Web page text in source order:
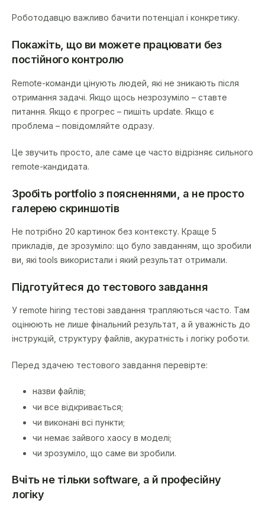
Роботодавцю важливо бачити потенціал і конкретику.
Покажіть, що ви можете працювати без
постійного контролю
Remote-команди цінують людей, які не зникають після
отримання задачі. Якщо щось незрозуміло – ставте
питання. Якщо є прогрес – пишіть update. Якщо є
проблема – повідомляйте одразу.
Це звучить просто, але саме це часто відрізняє сильного
remote-кандидата.
Зробіть portfolio з поясненнями, а не просто
галерею скриншотів
Не потрібно 20 картинок без контексту. Краще 5
прикладів, де зрозуміло: що було завданням, що зробили
ви, які tools використали і який результат отримали.
Підготуйтеся до тестового завдання
У remote hiring тестові завдання трапляються часто. Там
оцінюють не лише фінальний результат, а й уважність до
інструкцій, структуру файлів, акуратність і логіку роботи.
Перед здачею тестового завдання перевірте:
назви файлів;
чи все відкривається;
чи виконані всі пункти;
чи немає зайвого хаосу в моделі;
чи зрозуміло, що саме ви зробили.
Вчіть не тільки software, а й професійну
логіку